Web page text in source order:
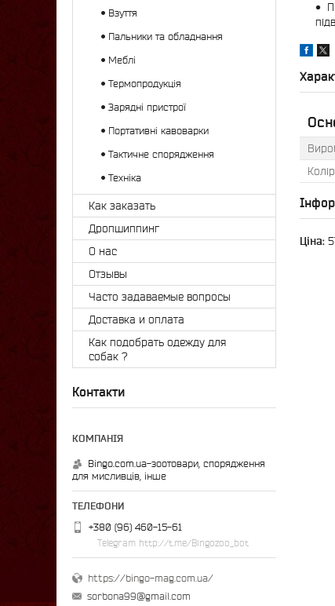
Колір
Ціна:
Взуття
Пальники та обладнання
Меблі
Термопродукція
Зарядні пристрої
Портативні кавоварки
Тактичне спорядження
Техніка
Как заказать
Дропшиппинг
О нас
Отзывы
Часто задаваемые вопросы
Доставка и оплата
Как подобрать одежду для
собак ?
Контакти
Bingo.com.ua-зоотовари, спорядження
для мисливців, інше
+380 (96) 460-15-61
Telegram http://t.me/Bingozoo_bot
https://bingo-mag.com.ua/
sorbona99@gmail.com